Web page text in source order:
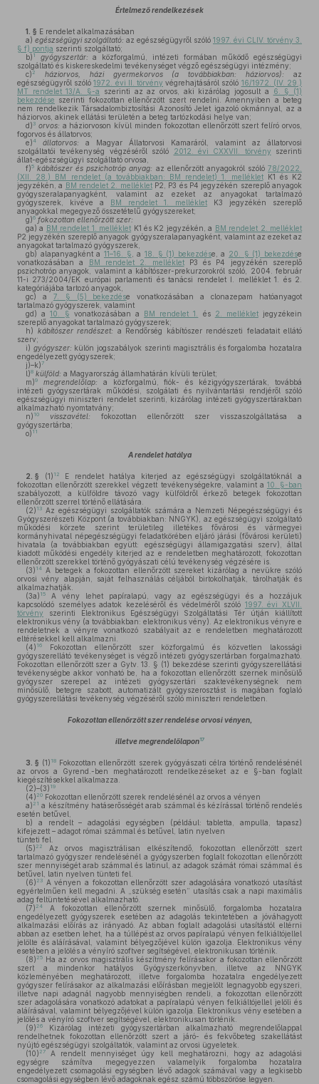
Értelmező rendelkezések
1. § E rendelet alkalmazásában
a) egészségügyi szolgáltató: az egészségügyről szóló 1997. évi CLIV. törvény 3.
§ f) pontja szerinti szolgáltató;
b) 1 gyógyszertár: a közforgalmú, intézeti formában működő egészségügyi
szolgáltató és kiskereskedelmi tevékenységet végző egészségügyi intézmény;
c) 2 háziorvos, házi gyermekorvos (a továbbiakban: háziorvos):az
egészségügyről szóló1972. évi II. törvény végrehajtásáról szóló 16/1972. (IV. 29.)
MT rendelet 13/A. §-a szerinti az az orvos, aki kizárólag jogosult a
6. § (1)
bekezdése szerinti fokozottan ellenőrzött szert rendelni. Amennyiben a beteg
nem rendelkezik Társadalombiztosítási Azonosító Jelet igazoló okmánnyal, az a
háziorvos, akinek ellátási területén a beteg tartózkodási helye van;
d) 3 orvos: a háziorvoson kívül minden fokozottan ellenőrzött szert felíró orvos,
fogorvos és állatorvos;
e)4 állatorvos: a Magyar Állatorvosi Kamaráról, valamint az állatorvosi
szolgáltatói tevékenység végzéséről szóló
2012. évi CXXVII. törvény szerinti
állat-egészségügyi szolgáltató orvosa,
f)5 kábítószer és pszichotróp anyag: az ellenőrzött anyagokról szóló78/2022.
(XII. 28.) BM rendelet (a továbbiakban: BM rendelet) 1. mellékletK1 és K2
jegyzékén, a BM rendelet 2. mellékletP2, P3 és P4 jegyzékén szereplő anyagok
gyógyszeralapanyagként, valamint az ezeket az anyagokat tartalmazó
gyógyszerek, kivéve a BM rendelet 1. melléklet K3 jegyzékén szereplő
anyagokkal megegyező összetételű gyógyszereket;
g)6 fokozottan ellenőrzött szer:
ga) a BM rendelet 1. melléklet K1 és K2 jegyzékén, a BM rendelet 2. melléklet
P2 jegyzékén szereplő anyagok gyógyszeralapanyagként, valamint az ezeket az
anyagokat tartalmazó gyógyszerek,
gb) alapanyagként a 11–16. § , a 18. § (1) bekezdése, a 20. § (1) bekezdése
vonatkozásában a
BM rendelet 2. mellékletP3 és P4 jegyzékén szereplő
pszichotróp anyagok, valamint a kábítószer-prekurzorokról szóló, 2004. február
11-i 273/2004/EK európai parlamenti és tanácsi rendelet I. melléklet 1. és 2.
kategóriájába tartozó anyagok,
gc) a 7. § (5) bekezdése vonatkozásában a clonazepam hatóanyagot
tartalmazó gyógyszerek, valamint
gd) a10. § vonatkozásában a BM rendelet 1. és 2. mellékletjegyzékein
szereplő anyagokat tartalmazó gyógyszerek;
h) kábítószer rendészet: a Rendőrség kábítószer rendészeti feladatait ellátó
szerv;
i) gyógyszer: külön jogszabályok szerinti magisztrális és forgalomba hozatalra
engedélyezett gyógyszerek;
j)–k)7
l)8 külföld: a Magyarország államhatárán kívüli terület;
m)9 megrendelőlap: a közforgalmú, fiók- és kézigyógyszertárak, továbbá
intézeti gyógyszertárak működési, szolgálati és nyilvántartási rendjéről szóló
egészségügyi miniszteri rendelet szerinti, kizárólag intézeti gyógyszertárakban
alkalmazható nyomtatvány;
n) 10 visszavétel: fokozottan ellenőrzött szer visszaszolgáltatása a
gyógyszertárba;
o) 11
A rendelet hatálya
2. § (1) 12
E rendelet hatálya kiterjed az egészségügyi szolgáltatóknál a
fokozottan ellenőrzött szerekkel végzett tevékenységekre, valamint a 10. §-ban
szabályozott, a külföldre távozó vagy külföldről érkező betegek fokozottan
ellenőrzött szerrel történő ellátására.
(2) 13 Az egészségügyi szolgáltatók számára a Nemzeti Népegészségügyi és
Gyógyszerészeti Központ (a továbbiakban: NNGYK), az egészségügyi szolgáltató
működési körzete szerint területileg illetékes fővárosi és vármegyei
kormányhivatal népegészségügyi feladatkörében eljáró járási (fővárosi kerületi)
hivatala (a továbbiakban együtt: egészségügyi államigazgatási szerv), által
kiadott működési engedély kiterjed az e rendeletben meghatározott, fokozottan
ellenőrzött szerekkel történő gyógyászati célú tevékenység végzésére is.
(3) 14 A betegek a fokozottan ellenőrzött szereket kizárólag a nevükre szóló
orvosi vény alapján, saját felhasználás céljából birtokolhatják, tárolhatják és
alkalmazhatják.
(3a) 15
A vény lehet papíralapú, vagy az egészségügyi és a hozzájuk
kapcsolódó személyes adatok kezeléséről és védelméről szóló 1997. évi XLVII.
törvény szerinti Elektronikus Egészségügyi Szolgáltatási Tér útján kiállított
elektronikus vény (a továbbiakban: elektronikus vény). Az elektronikus vényre e
rendeletnek a vényre vonatkozó szabályait az e rendeletben meghatározott
eltérésekkel kell alkalmazni.
(4) 16
Fokozottan ellenőrzött szer közforgalmú és közvetlen lakossági
gyógyszerellátó tevékenységet is végző intézeti gyógyszertárban forgalmazható.
Fokozottan ellenőrzött szer a Gytv. 13. § (1) bekezdése szerinti gyógyszerellátási
tevékenységbe akkor vonható be, ha a fokozottan ellenőrzött szernek minősülő
gyógyszer szerepel az intézeti gyógyszertári szaktevékenységnek nem
minősülő, betegre szabott, automatizált gyógyszerosztást is magában foglaló
gyógyszerellátási tevékenység végzéséről szóló miniszteri rendeletben.
Fokozottan ellenőrzött szer rendelése orvosi vényen,
illetve megrendelőlapon17
3. § (1) 18 Fokozottan ellenőrzött szerek gyógyászati célra történő rendelésénél
az orvos a Gyrend.-ben meghatározott rendelkezéseket az e §-ban foglalt
kiegészítésekkel alkalmazza.
(2)–(3) 19
(4) 20 Fokozottan ellenőrzött szerek rendelésénél az orvos a vényen
a) 21 a készítmény hatáserősségét arab számmal és kézírással történő rendelés
esetén betűvel,
b) a rendelt – adagolási egységben (például: tabletta, ampulla, tapasz)
kifejezett – adagot római számmal és betűvel, latin nyelven
tünteti fel.
(5) 22
Az orvos magisztrálisan elkészítendő, fokozottan ellenőrzött szert
tartalmazó gyógyszer rendelésénél a gyógyszerben foglalt fokozottan ellenőrzött
szer mennyiségét arab számmal és latinul, az adagok számát római számmal és
betűvel, latin nyelven tünteti fel.
(6) 23 A vényen a fokozottan ellenőrzött szer adagolására vonatkozó utasítást
egyértelműen kell megadni. A „szükség esetén” utasítás csak a napi maximális
adag feltüntetésével alkalmazható.
(7) 24
A fokozottan ellenőrzött szernek minősülő, forgalomba hozatalra
engedélyezett gyógyszerek esetében az adagolás tekintetében a jóváhagyott
alkalmazási előírás az irányadó. Az abban foglalt adagolási utasítástól eltérni
abban az esetben lehet, ha a túllépést az orvos papíralapú vényen felkiáltójellel
jelölte és aláírásával, valamint bélyegzőjével külön igazolja. Elektronikus vény
esetében a jelölés a vényíró szoftver segítségével, elektronikusan történik.
(8) 25 Ha az orvos magisztrális készítmény felírásakor a fokozottan ellenőrzött
szert a mindenkor hatályos Gyógyszerkönyvben, illetve az NNGYK
közleményében meghatározott, illetve forgalomba hozatalra engedélyezett
gyógyszer felírásakor az alkalmazási előírásban megjelölt legnagyobb egyszeri,
illetve napi adagnál nagyobb mennyiségben rendeli, a fokozottan ellenőrzött
szer adagolására vonatkozó adatokat a papíralapú vényen felkiáltójellel jelöli és
aláírásával, valamint bélyegzőjével külön igazolja. Elektronikus vény esetében a
jelölés a vényíró szoftver segítségével, elektronikusan történik.
(9) 26
Kizárólag intézeti gyógyszertárban alkalmazható megrendelőlappal
rendelhetnek fokozottan ellenőrzött szert a járó- és fekvőbeteg szakellátást
nyújtó egészségügyi szolgáltatók, valamint az orvosi ügyeletek.
(10) 27
A rendelt mennyiséget úgy kell meghatározni, hogy az adagolási
egységre számítva megegyezzen valamelyik forgalomba hozatalra
engedélyezett csomagolási egységben lévő adagok számával vagy a legkisebb
csomagolási egységben lévő adagoknak egész számú többszöröse legyen.